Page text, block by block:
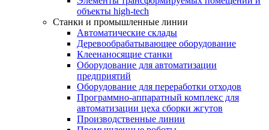
объекты high-tech
Станки и промышленные линии
Автоматические склады
Деревообрабатывающее оборудование
Клеенаносящие станки
Оборудование для автоматизации
предприятий
Оборудование для переработки отходов
Программно-аппаратный комплекс для
автоматизации цеха сборки жгутов
Производственные линии